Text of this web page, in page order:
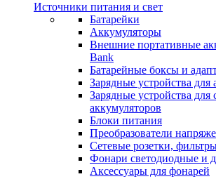
Источники питания и свет
Батарейки
Аккумуляторы
Внешние портативные
Bank
Батарейные боксы и
Зарядные устройства для
Зарядные устройства
аккумуляторов
Блоки питания
Преобразователи
Сетевые розетки,
Фонари светодиодные и
Аксессуары для фонарей